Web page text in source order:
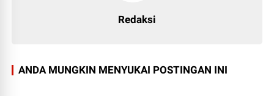
Redaksi
ANDA MUNGKIN MENYUKAI POSTINGAN INI